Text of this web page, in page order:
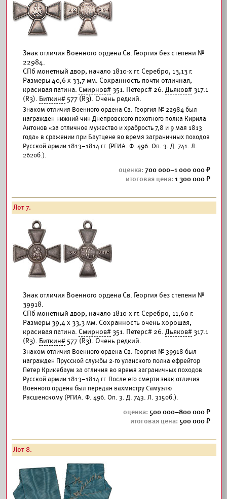
Знак отличия Военного ордена Св. Георгия без степени №
22984.
СПб монетный двор, начало 1810-х гг. Серебро, 13,13 г.
Размеры 40,6 х 33,7 мм. Сохранность почти отличная,
красивая патина. Смирнов#351. Петерс# 26. Дьяков#317.1
(R3). Биткин# 577 (R3). Очень редкий.
Знаком отличия Военного ордена Св. Георгия № 22984 был
награжден нижний чин Днепровского пехотного полка Кирила
Антонов «за отличное мужество и храбрость 7,8 и 9 мая 1813
года» в сражении при Баутцене во время заграничных походов
Русской армии 1813–1814 гг. (РГИА. Ф. 496. Оп. 3. Д. 741. Л.
262об.).
700 000–1 000 000
1 300 000
Лот 7.
Знак отличия Военного ордена Св. Георгия без степени №
39918.
СПб монетный двор, начало 1810-х гг. Серебро, 11,60 г.
Размеры 39,4 х 33,3 мм. Сохранность очень хорошая,
красивая патина. Смирнов#351. Петерс# 26. Дьяков#317.1
(R3). Биткин# 577 (R3). Очень редкий.
Знаком отличия Военного ордена Св. Георгия № 39918 был
награжден Прусской службы 2-го уланского полка ефрейтор
Петер Крикебаум за отличия во время заграничных походов
Русской армии 1813–1814 гг. После его смерти знак отличия
Военного ордена был передан вахмистру Самуэлю
Расшенскому (РГИА. Ф. 496. Оп. 3. Д. 743. Л. 315об.).
500 000–800 000
500 000
Лот 8.